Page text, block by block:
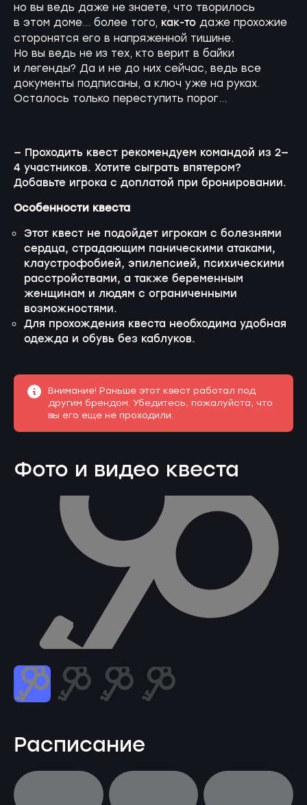
но вы ведь даже не знаете, что творилось
в этом доме… более того, как-то даже прохожие
сторонятся его в напряженной тишине.
Но вы ведь не из тех, кто верит в байки
и легенды? Да и не до них сейчас, ведь все
документы подписаны, а ключ уже на руках.
Осталось только переступить порог…
— Проходить квест рекомендуем командой из 2—
4 участников. Хотите сыграть впятером?
Добавьте игрока с доплатой при бронировании.
Особенности квеста
Этот квест не подойдет игрокам с болезнями
сердца, страдающим паническими атаками,
клаустрофобией, эпилепсией, психическими
расстройствами, а также беременным
женщинам и людям с ограниченными
возможностями.
Для прохождения квеста необходима удобная
одежда и обувь без каблуков.
Внимание! Раньше этот квест работал под
другим брендом. Убедитесь, пожалуйста, что
вы его еще не проходили.
Фото и видео квеста
Расписание